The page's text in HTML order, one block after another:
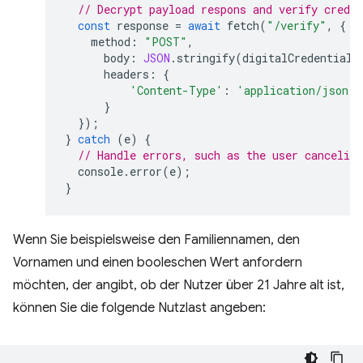
// Decrypt payload respons and verify
const response = await fetch( "/verify" ,
{
method : "POST" ,
body : JSON . stringify(digitalCredential
headers :
{
'Content-Type' :
'application/json'
}
});
} catch (e)
{
// Handle errors, such as the user
console. error(e);
}
Wenn Sie beispielsweise den Familiennamen, den
Vornamen und einen booleschen Wert anfordern
möchten, der angibt, ob der Nutzer über 21 Jahre alt ist,
können Sie die folgende Nutzlast angeben: